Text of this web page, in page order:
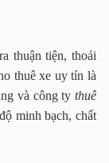
thuận tiện, thoải
thuê xe uy tín là
và công ty thuê
minh bạch, chất